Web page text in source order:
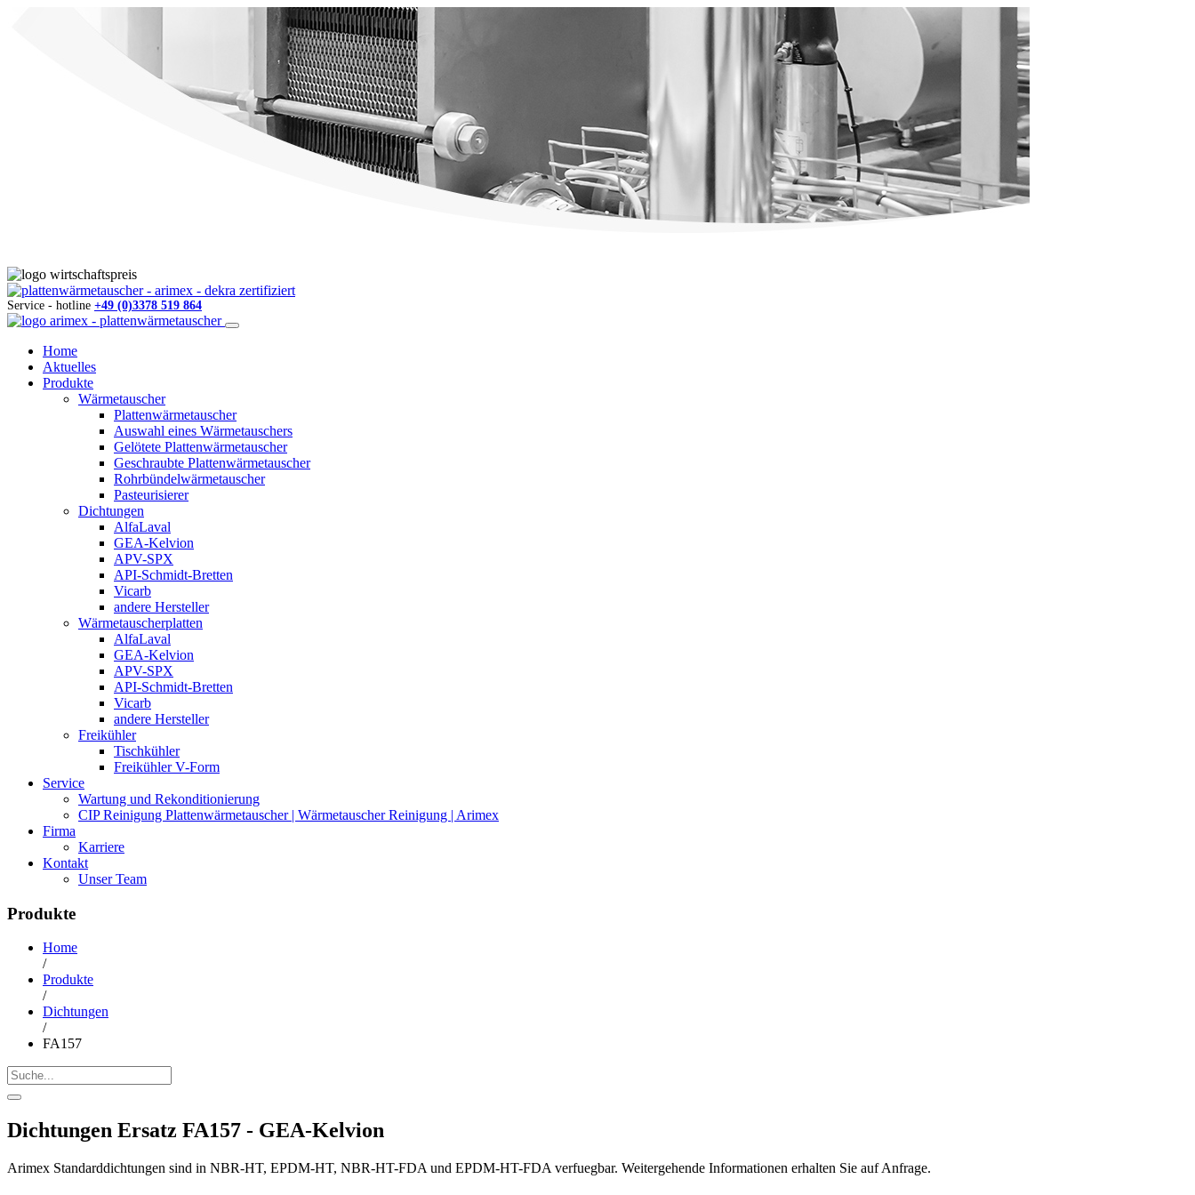
Service - hotline +49 (0)3378 519 864
Home
Aktuelles
Produkte
Wärmetauscher
Plattenwärmetauscher
Auswahl eines Wärmetauschers
Gelötete Plattenwärmetauscher
Geschraubte Plattenwärmetauscher
Rohrbündelwärmetauscher
Pasteurisierer
Dichtungen
AlfaLaval
GEA-Kelvion
APV-SPX
API-Schmidt-Bretten
Vicarb
andere Hersteller
Wärmetauscherplatten
AlfaLaval
GEA-Kelvion
APV-SPX
API-Schmidt-Bretten
Vicarb
andere Hersteller
Freikühler
Tischkühler
Freikühler V-Form
Service
Wartung und Rekonditionierung
CIP Reinigung Plattenwärmetauscher | Wärmetauscher Reinigung | Arimex
Firma
Karriere
Kontakt
Unser Team
Produkte
Home
/
Produkte
/
Dichtungen
/
FA157
Dichtungen Ersatz FA157 - GEA-Kelvion
Arimex Standarddichtungen sind in NBR-HT, EPDM-HT, NBR-HT-FDA und EPDM-HT-FDA verfuegbar. Weitergehende Informationen erhalten Sie auf Anfrage.